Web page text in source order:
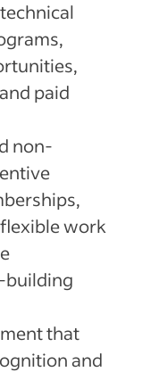
paid
non-
work
building
that
and